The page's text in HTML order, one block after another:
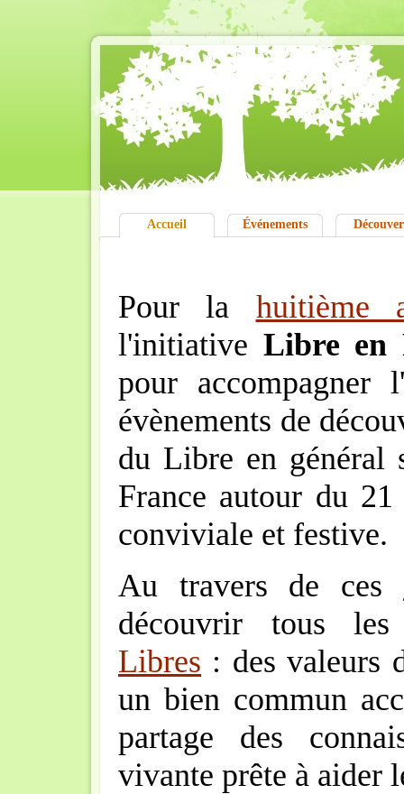
Accueil Événements
Pour la huitième
l'initiative Libre en
pour accompagner
évènements de
du Libre en général
France autour du
conviviale et festive.
Au travers de ces
découvrir tous
Libres : des valeurs
un bien commun
partage des
vivante prête à aider